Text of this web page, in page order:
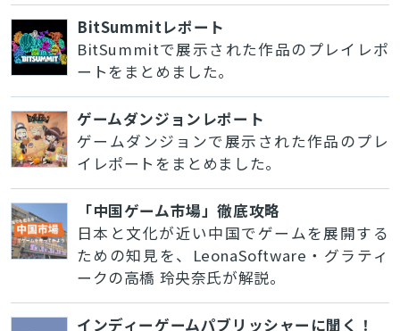
BitSummitレポート
BitSummitで展示された作品のプレイレポ
ートをまとめました。
ゲームダンジョンレポート
ゲームダンジョンで展示された作品のプレ
イレポートをまとめました。
「中国ゲーム市場」徹底攻略
日本と文化が近い中国でゲームを展開する
ための知見を、LeonaSoftware・グラティ
ークの高橋 玲央奈氏が解説。
インディーゲームパブリッシャーに聞く！